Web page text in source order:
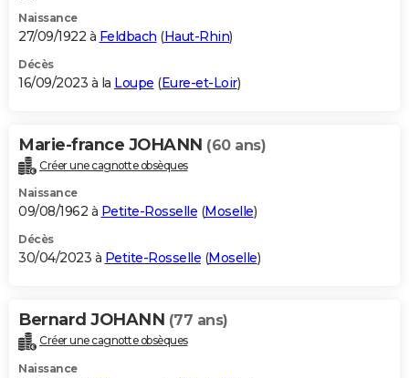
Naissance
27/09/1922 à Feldbach (Haut-Rhin)
Décès
16/09/2023 à la Loupe (Eure-et-Loir)
Marie-france JOHANN (60 ans)
Créer une cagnotte obsèques
Naissance
09/08/1962 à Petite-Rosselle (Moselle)
Décès
30/04/2023 à Petite-Rosselle (Moselle)
Bernard JOHANN (77 ans)
Créer une cagnotte obsèques
Naissance